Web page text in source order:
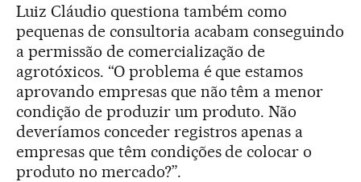
Luiz Cláudio questiona também como
pequenas de consultoria acabam conseguindo
a permissão de comercialização de
agrotóxicos. “O problema é que estamos
aprovando empresas que não têm a menor
condição de produzir um produto. Não
deveríamos conceder registros apenas a
empresas que têm condições de colocar o
produto no mercado?”.